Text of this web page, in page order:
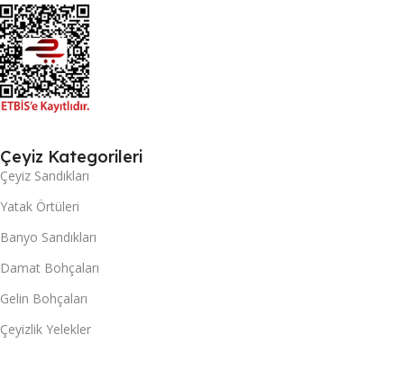
Çeyiz Kategorileri
Çeyiz Sandıkları
Yatak Örtüleri
Banyo Sandıkları
Damat Bohçaları
Gelin Bohçaları
Çeyizlik Yelekler